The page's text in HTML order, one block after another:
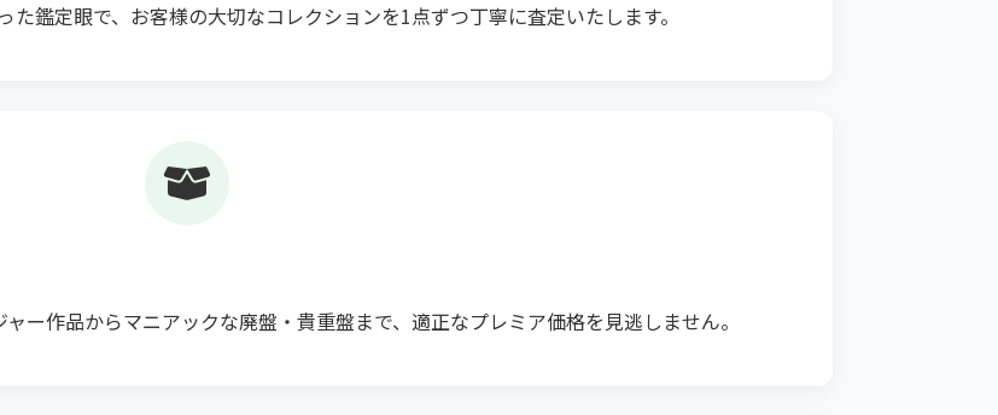
鑑定眼で、お客様の大切なコレクションを1点ずつ丁寧に査定いたします。
ー作品からマニアックな廃盤・貴重盤まで、適正なプレミア価格を見逃しません。